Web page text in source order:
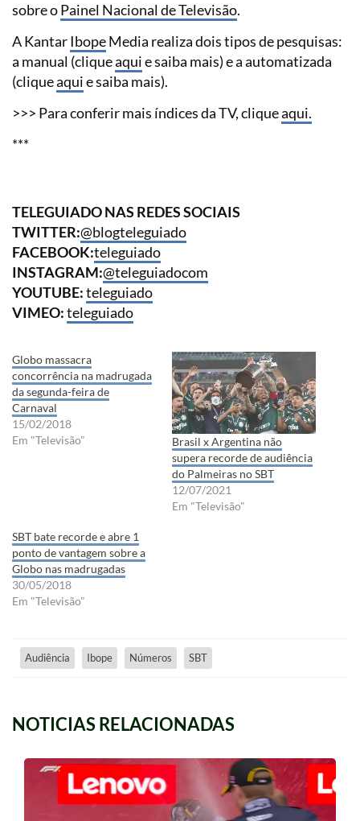
sobre oPainel Nacional de Televisão.
A KantarIbopeMedia realiza dois tipos de pesquisas:
a manual (cliqueaquie saiba mais) e a automatizada
(cliqueaquie saiba mais).
>>> Para conferir mais índices da TV, cliqueaqui.
***
TELEGUIADO NAS REDES SOCIAIS
TWITTER:@blogteleguiado
FACEBOOK:teleguiado
INSTAGRAM:@teleguiadocom
YOUTUBE:teleguiado
VIMEO:teleguiado
Globo massacra
concorrência na madrugada
da segunda-feira de
Carnaval
15/02/2018
Em "Televisão"
Brasil x Argentina não
supera recorde de audiência
do Palmeiras no SBT
12/07/2021
Em "Televisão"
SBT bate recorde e abre 1
ponto de vantagem sobre a
Globo nas madrugadas
30/05/2018
Em "Televisão"
Audiência Ibope Números SBT
NOTICIAS RELACIONADAS